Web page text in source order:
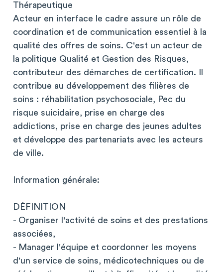
Thérapeutique
Acteur en interface le cadre assure un rôle de
coordination et de communication essentiel à la
qualité des offres de soins. C'est un acteur de
la politique Qualité et Gestion des Risques,
contributeur des démarches de certification. Il
contribue au développement des filières de
soins : réhabilitation psychosociale, Pec du
risque suicidaire, prise en charge des
addictions, prise en charge des jeunes adultes
et développe des partenariats avec les acteurs
de ville.
Information générale:
DÉFINITION
- Organiser l'activité de soins et des prestations
associées,
- Manager l'équipe et coordonner les moyens
d'un service de soins, médicotechniques ou de